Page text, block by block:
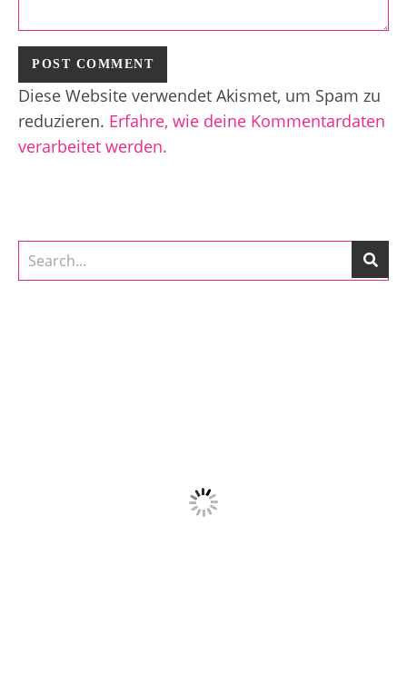
Diese Website verwendet Akismet, um Spam zu
reduzieren. Erfahre, wie deine Kommentardaten
verarbeitet werden.